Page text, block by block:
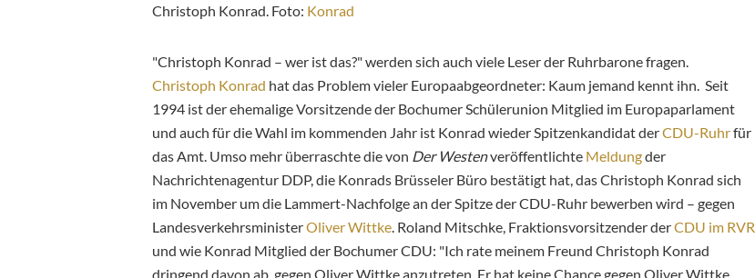
Christoph Konrad. Foto: Konrad
"Christoph Konrad – wer ist das?" werden sich auch viele Leser der Ruhrbarone fragen.
Christoph Konrad hat das Problem vieler Europaabgeordneter: Kaum jemand kennt ihn. Seit
1994 ist der ehemalige Vorsitzende der Bochumer Schülerunion Mitglied im Europaparlament
und auch für die Wahl im kommenden Jahr ist Konrad wieder Spitzenkandidat derCDU-Ruhrfür
das Amt. Umso mehr überraschte die von Der Westenveröffentlichte Meldungder
Nachrichtenagentur DDP, die Konrads Brüsseler Büro bestätigt hat, das Christoph Konrad sich
im November um die Lammert-Nachfolge an der Spitze der CDU-Ruhr bewerben wird – gegen
LandesverkehrsministerOliver Wittke . Roland Mitschke, Fraktionsvorsitzender derCDU im RVR
und wie Konrad Mitglied der Bochumer CDU: "Ich rate meinem Freund Christoph Konrad
dringend davon ab, gegen Oliver Wittke anzutreten. Er hat keine Chance gegen Oliver Wittke